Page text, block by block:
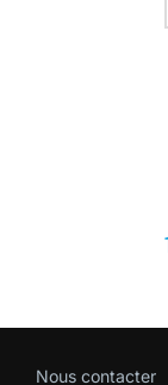
Nous contacter